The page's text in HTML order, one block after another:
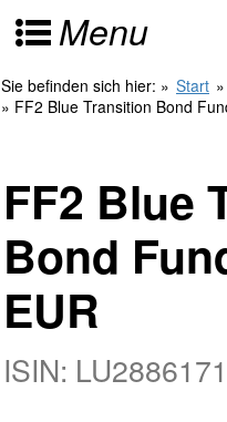
Menu
Sie befinden sich hier: » Start »
» FF2 Blue Transition Bond
FF2 Blue
Bond
EUR
ISIN: